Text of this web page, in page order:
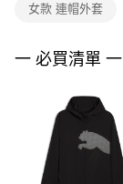
３．未成年的使用
４．使用「AFTEE
時審查核予不同之
請求用戶進行身份認
５．嚴禁一人註冊
恩沛科技股份有限
女款 連帽外套
一 必買清單 一